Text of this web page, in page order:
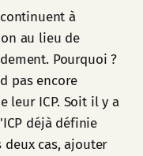
à
au lieu de
Pourquoi ?
pas encore
leur ICP. Soit il y a
déjà définie
cas, ajouter